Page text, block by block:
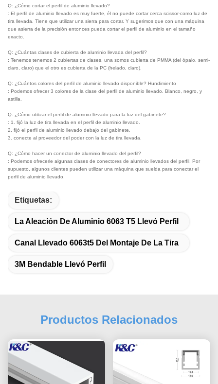
Q: ¿Cómo cortar el perfil de aluminio llevado?
: El perfil de aluminio llevado es muy fuerte, él no puede cortar cerca scissor-como luz de
tira llevada. Tiene que utilizar una sierra para cortar. Y sugerimos que con una máquina
que asierra de la precisión entonces pueda cortar el perfil de aluminio en el tamaño
exacto.
Q: ¿Cuántas clases de cubierta de aluminio llevada del perfil?
: Tenemos tenemos 2 cubiertas de clases, una somos cubierta de PMMA (del ópalo, semi-
claro, claro) que el otro es cubierta de la PC (helado, claro).
Q: ¿Cuántos colores del perfil de aluminio llevado disponible? Hundimiento
: Podemos ofrecer 3 colores de la clase del perfil de aluminio llevado. Blanco, negro, y
astilla.
Q: ¿Cómo utilizar el perfil de aluminio llevado para la luz del gabinete?
: 1. fijó la luz de tira llevada en el perfil de aluminio llevado.
2. fijó el perfil de aluminio llevado debajo del gabinete.
3. conecte al proveedor del poder con la luz de tira llevada.
Q: ¿Cómo hacer un conector de aluminio llevado del perfil?
: Podemos ofrecerle algunas clases de conectores de aluminio llevados del perfil. Por
supuesto, algunos clientes pueden utilizar una máquina que suelda para conectar el
perfil de aluminio llevado.
Etiquetas:
La Aleación De Aluminio 6063 T5 Llevó Perfil
Canal Llevado 6063t5 Del Montaje De La Tira
3M Bendable Llevó Perfil
Productos Relacionados